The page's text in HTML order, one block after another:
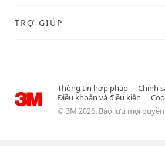
TRỢ GIÚP
Thông tin hợp pháp | Chính
Điều khoản và điều kiện |
© 3M 2026. Bảo lưu mọi quyền.